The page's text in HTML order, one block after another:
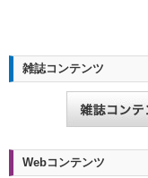
雑誌コンテンツ
Webコンテンツ